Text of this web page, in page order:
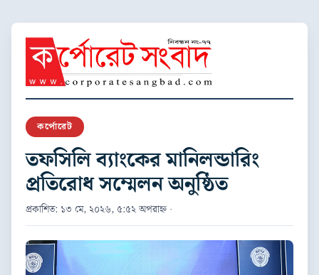
কর্পোরেট
তফসিলি ব্যাংকের মানিলন্ডারিং
প্রতিরোধ সম্মেলন অনুষ্ঠিত
প্রকাশিত: ১৩ মে, ২০২৬, ৫:৫২ অপরাহ্ন ·